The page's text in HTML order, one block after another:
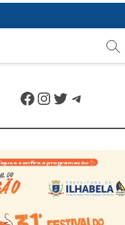
Facebook
Instagram
Twitter
Telegram